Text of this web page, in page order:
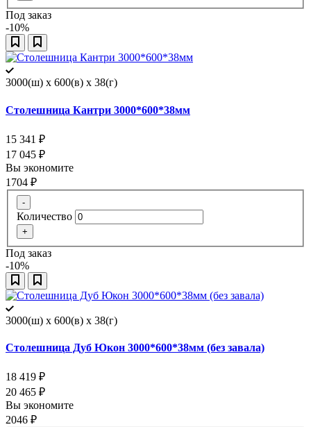
Под заказ
-10%
3000(ш) x 600(в) x 38(г)
Столешница Кантри 3000*600*38мм
15 341 ₽
17 045 ₽
Вы экономите
1704 ₽
-
Количество
+
Под заказ
-10%
3000(ш) x 600(в) x 38(г)
Столешница Дуб Юкон 3000*600*38мм (без завала)
18 419 ₽
20 465 ₽
Вы экономите
2046 ₽